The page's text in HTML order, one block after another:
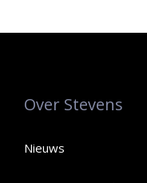
Over Stevens
Nieuws